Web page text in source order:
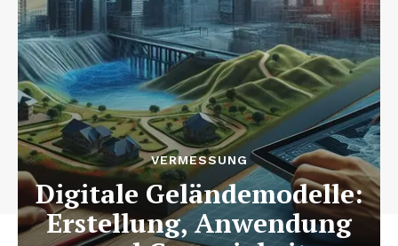
VERMESSUNG
Digitale Geländemodelle:
Erstellung, Anwendung